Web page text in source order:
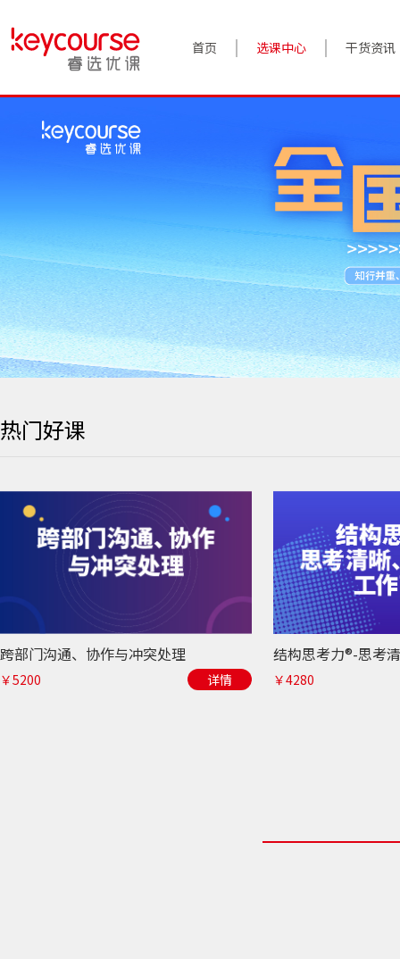
首页 选课中心 干货资讯
政策前沿
答疑精选
睿选视角
热门好课
跨部门沟通、协作与冲突处理
￥5200 详情 ￥4280